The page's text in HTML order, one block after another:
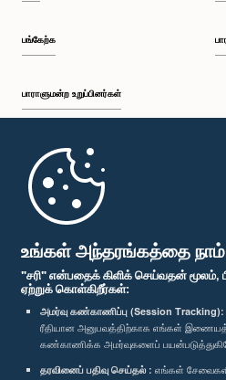
உங்கள் அந்தரங்கத்தை நாம்
"சரி" என்பதைக் கிளிக் செய்வதன்
ஏற்றுக் கொள்கிறீர்கள்:
அமர்வு கண்காணிப்பு (Session Tracking):
ரீதியான அனுபவத்திற்காக எங்கள்
கண்காணிக்க அமர்வுகளைப்
தரவினைப் பதிவு செய்தல் : எங்கள்
பங்கேற்க
பாராளுமன்ற உறுப்பினர்கள்
முதற்பக்கம்
பாராளுமன்ற கையடக்க செயலி
எம்மை பின்தொடர்க :